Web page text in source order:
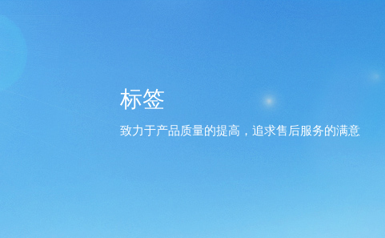
标签
致力于产品质量的提高，追求售后服务的满意